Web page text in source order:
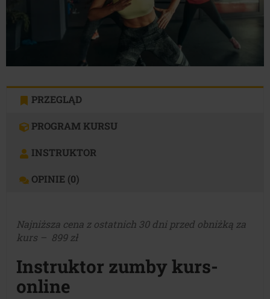
PRZEGLĄD
PROGRAM KURSU
INSTRUKTOR
OPINIE (0)
Najniższa cena z ostatnich 30 dni przed obniżką za
kurs– 899 zł
Instruktor zumby kurs-
online